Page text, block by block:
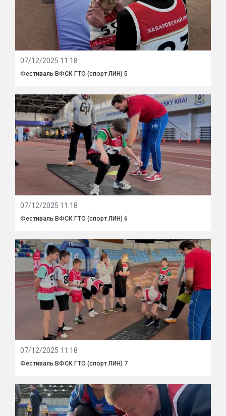
07/12/2025 11:18
Фестиваль ВФСК ГТО (спорт ЛИН) 5
07/12/2025 11:18
Фестиваль ВФСК ГТО (спорт ЛИН) 6
07/12/2025 11:18
Фестиваль ВФСК ГТО (спорт ЛИН) 7